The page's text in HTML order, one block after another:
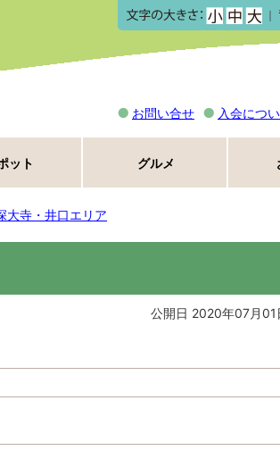
｜
お問い合せ 入会につ
ット グルメ
大寺・井口エリア
公開日 2020年07月01